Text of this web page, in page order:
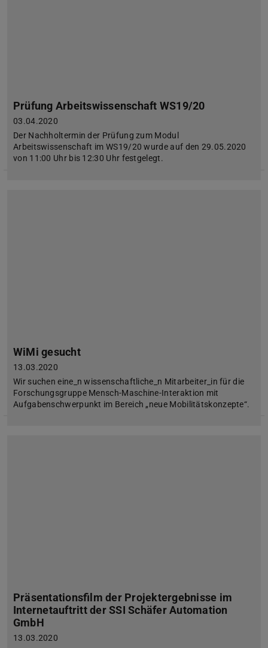
Prüfung Arbeitswissenschaft WS19/20
03.04.2020
Der Nachholtermin der Prüfung zum Modul
Arbeitswissenschaft im WS19/20 wurde auf den 29.05.2020
von 11:00 Uhr bis 12:30 Uhr festgelegt.
WiMi gesucht
13.03.2020
Wir suchen eine_n wissenschaftliche_n Mitarbeiter_in für die
Forschungsgruppe Mensch-Maschine-Interaktion mit
Aufgabenschwerpunkt im Bereich „neue Mobilitätskonzepte“.
Präsentationsfilm der Projektergebnisse im
Internetauftritt der SSI Schäfer Automation
GmbH
13.03.2020